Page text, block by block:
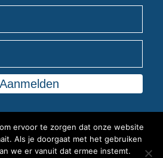
ervoor te zorgen dat onze website
Als je doorgaat met het gebruiken
we er vanuit dat ermee instemt.